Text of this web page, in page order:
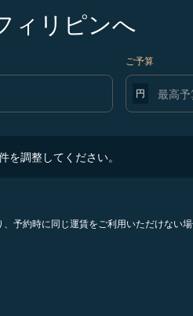
ィリピンへ
ご予算
円
調整してください。
予約時に同じ運賃をご利用いただけな